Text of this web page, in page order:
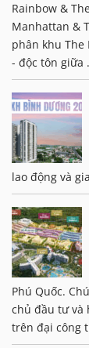
Rainbow &
Manhattan &
phân khu The
- độc tôn giữa
lao động và
Phú Quốc.
chủ đầu tư và
trên đại công